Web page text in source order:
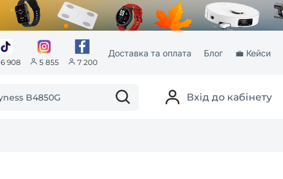
6 908 5 855 7 200
Доставка та оплата Блог 💼 Кейси
Вхід до кабінету